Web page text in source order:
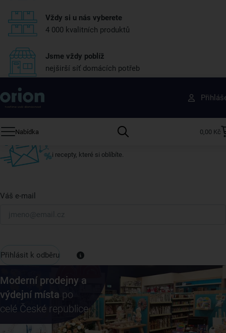
Vždy si u nás vyberete
4 000 kvalitních produktů
Jsme vždy poblíž
nejširší síť domácích potřeb
Nabídka 0,00 Kč
Získejte rady, recepty a tipy na slevy dřív než
ostatní
Přihlaste se k odběru našeho newsletteru.
i recepty, které si oblíbíte.
Váš e-mail
Přihlásit k odběru
Moderní prodejny a
výdejní místa po
celé České republice